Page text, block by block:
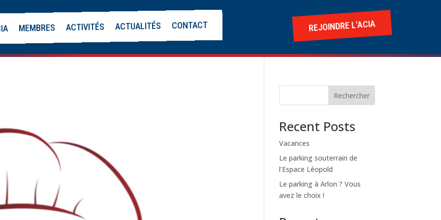
MEMBRES ACTIVITÉS ACTUALITÉS CONTACT REJOINDRE L'ACIA
Rechercher
Recent Posts
Vacances
Le parking souterrain de
l’Espace Léopold
Le parking à Arlon ? Vous
avez le choix !